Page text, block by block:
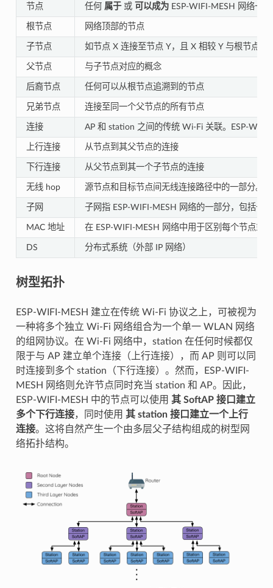
节点 任何 属于或 可以成为ESP-WIFI-MESH 网络一
根节点 网络顶部的节点
子节点 如节点 X 连接至节点 Y，且 X 相较 Y 与根节点
父节点 与子节点对应的概念
后裔节点 任何可以从根节点追溯到的节点
兄弟节点 连接至同一个父节点的所有节点
连接 AP 和 station 之间的传统 Wi-Fi 关联。ESP-
上行连接 从节点到其父节点的连接
下行连接 从父节点到其一个子节点的连接
无线 hop 源节点和目标节点间无线连接路径中的一部分。
子网 子网指 ESP-WIFI-MESH 网络的一部分，包括一
MAC 地址 在 ESP-WIFI-MESH 网络中用于区别每个节点或
DS 分布式系统（外部 IP 网络）
树型拓扑
ESP-WIFI-MESH 建立在传统 Wi-Fi 协议之上，可被视为
一种将多个独立 Wi-Fi 网络组合为一个单一 WLAN 网络
的组网协议。在 Wi-Fi 网络中，station 在任何时候都仅
限于与 AP 建立单个连接（上行连接），而 AP 则可以同
时连接到多个 station（下行连接）。然而，ESP-WIFI-
MESH 网络则允许节点同时充当 station 和 AP。因此，
ESP-WIFI-MESH 中的节点可以使用 其 SoftAP 接口建立
多个下行连接，同时使用 其 station 接口建立一个上行
连接。这将自然产生一个由多层父子结构组成的树型网
络拓扑结构。